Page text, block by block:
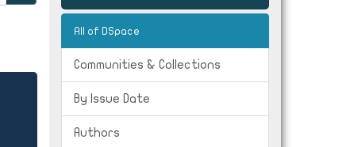
All of DSpace
Communities & Collections
By Issue Date
Authors